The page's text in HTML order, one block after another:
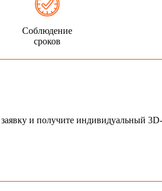
Соблюдение
сроков
заявку и получите индивидуальный